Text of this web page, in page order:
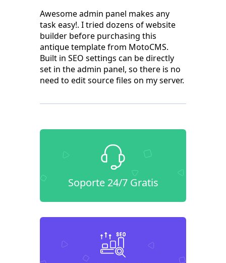
Awesome admin panel makes any
task easy!. I tried dozens of website
builder before purchasing this
antique template from MotoCMS.
Built in SEO settings can be directly
set in the admin panel, so there is no
need to edit source files on my server.
Soporte 24/7 Gratis